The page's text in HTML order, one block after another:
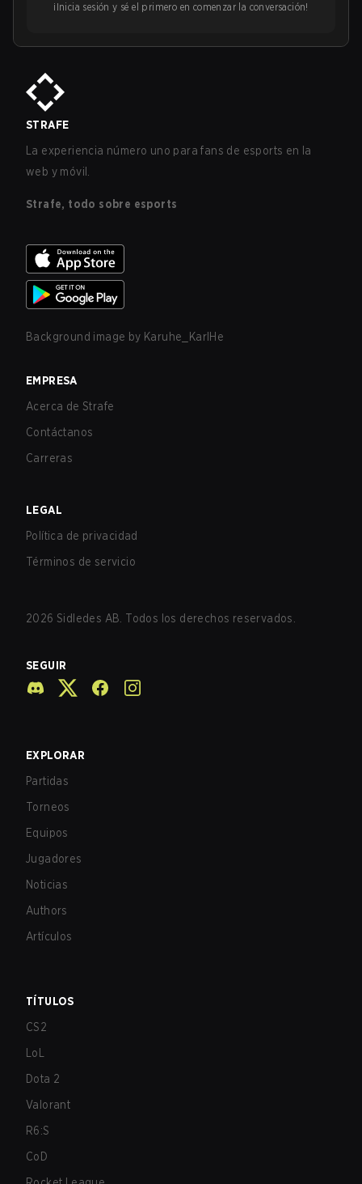
¡Inicia sesión y sé el primero en comenzar la conversación!
STRAFE
La experiencia número uno para fans de esports en la
web y móvil.
Strafe, todo sobre esports
Background image by Karuhe_KarlHe
EMPRESA
Acerca de Strafe
Contáctanos
Carreras
LEGAL
Política de privacidad
Términos de servicio
2026 Sidledes AB. Todos los derechos reservados.
SEGUIR
EXPLORAR
Partidas
Torneos
Equipos
Jugadores
Noticias
Authors
Artículos
TÍTULOS
CS2
LoL
Dota 2
Valorant
R6:S
CoD